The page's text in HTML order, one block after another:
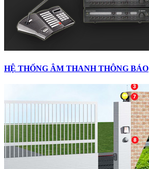
HỆ THỐNG ÂM THANH THÔNG BÁO